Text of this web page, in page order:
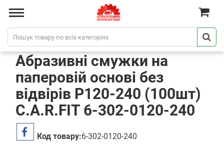
Абразивні смужки на
паперовій основі без
відвірів P120-240 (100шт)
C.A.R.FIT 6-302-0120-240
Код товару:6-302-0120-240